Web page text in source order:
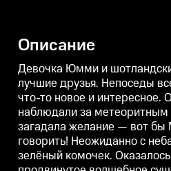
Неожиданно с неба свалился
загадочный зелёный комочек.
Оказалось, это мистер Бо,
продвинутое волшебное
существо с планеты О.
Благодаря ему желание девочки
сбылось. Но Бо прибыл не
просто так: его задача —
вернуть своих потерянных
сородичей домой, в том числе
кое-кого из наших знакомых. Ну
а пока забавной троице
предстоит вместе жить,
а
Описание
Девочка Юмми и
лучшие друзья. Непоседы
что-то новое и интересное.
наблюдали за
загадала желание — вот бы
говорить! Неожиданно с
зелёный комочек.